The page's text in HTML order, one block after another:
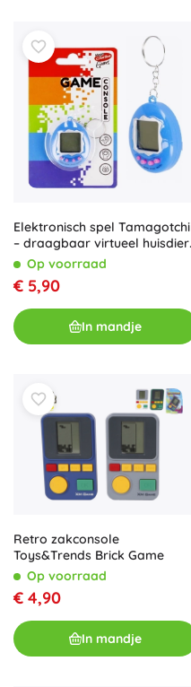
Elektronisch spel Tamagotchi
– draagbaar virtueel huisdier
voor aan je sleutels
Op voorraad
€ 5,90
In mandje
Retro zakconsole
Toys&Trends Brick Game
Op voorraad
€ 4,90
In mandje